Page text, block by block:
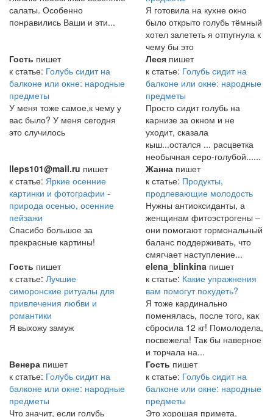
салаты. Особенно
понравились Ваши и эти...
Я готовила на кухне окно
было открыто голубь тёмный
хотел залететь я отпугнула к
чему бы это
Гость пишет
к статье: Голубь сидит на
балконе или окне: народные
предметы
У меня тоже самое,к чему у
вас было? У меня сегодня
это случилось
Леся пишет
к статье: Голубь сидит на
балконе или окне: народные
предметы
Просто сидит голубь на
карнизе за окном и не
уходит, сказала
кыш...остался ... расцветка
необычная серо-голубой......
lleps101@mail.ru пишет
к статье: Яркие осенние
картинки и фотографии -
природа осенью, осенние
пейзажи
Спасибо большое за
прекрасные картины!
Жанна пишет
к статье: Продукты,
продлевающие молодость
Нужны антиоксиданты, а
женщинам фитоэстрогены –
они помогают гормональный
баланс поддерживать, что
смягчает наступление...
Гость пишет
к статье: Лучшие
симоронские ритуалы для
привлечения любви и
романтики
Я выхожу замуж
elena_blinkina пишет
к статье: Какие упражнения
вам помогут похудеть?
Я тоже кардинально
поменялась, после того, как
сбросила 12 кг! Помолодела,
посвежела! Так бы наверное
и торчала на...
Венера пишет
к статье: Голубь сидит на
балконе или окне: народные
предметы
Что значит, если голубь
Гость пишет
к статье: Голубь сидит на
балконе или окне: народные
предметы
Это хорошая примета.